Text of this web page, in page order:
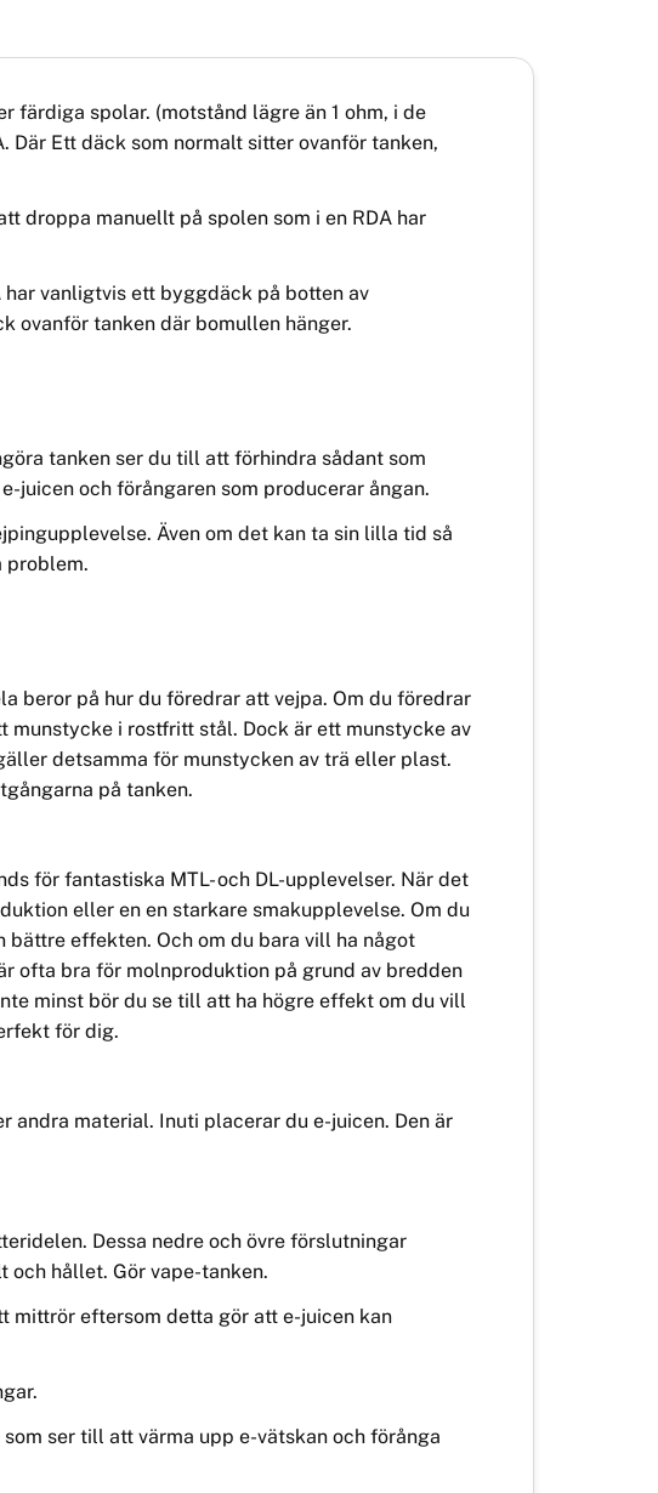
färdiga spolar. (motstånd lägre än 1 ohm, i de
Där Ett däck som normalt sitter ovanför tanken,
droppa manuellt på spolen som i en RDA har
har vanligtvis ett byggdäck på botten av
ovanför tanken där bomullen hänger.
tanken ser du till att förhindra sådant som
juicen och förångaren som producerar ångan.
Även om det kan ta sin lilla tid så
problem.
beror på hur du föredrar att vejpa. Om du föredrar
munstycke i rostfritt stål. Dock är ett munstycke av
detsamma för munstycken av trä eller plast.
på tanken.
för fantastiska MTL- och DL-upplevelser. När det
eller en en starkare smakupplevelse. Om du
effekten. Och om du bara vill ha något
ofta bra för molnproduktion på grund av bredden
minst bör du se till att ha högre effekt om du vill
för dig.
andra material. Inuti placerar du e-juicen. Den är
Dessa nedre och övre förslutningar
hållet. Gör vape-tanken.
mittrör eftersom detta gör att e-juicen kan
ser till att värma upp e-vätskan och förånga